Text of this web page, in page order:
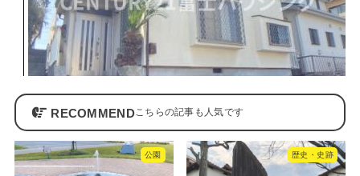
RECOMMEND
公園 歴史・史跡